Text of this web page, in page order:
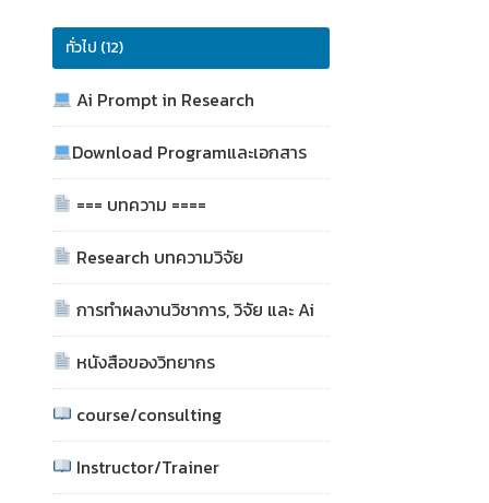
ทั่วไป (12)
Ai Prompt in Research
Download Programและเอกสาร
=== บทความ ====
Research บทความวิจัย
การทำผลงานวิชาการ, วิจัย และ Ai
หนังสือของวิทยากร
course/consulting
Instructor/Trainer